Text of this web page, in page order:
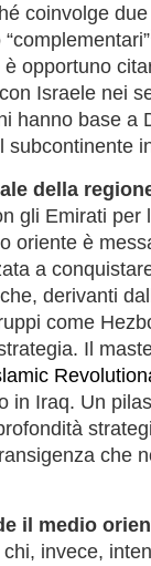
coinvolge
opportuno
Israele nei
hanno base a
subcontinente
della
gli Emirati
oriente è
a
derivanti
come
Il
in Iraq. Un
che
il medio
invece,